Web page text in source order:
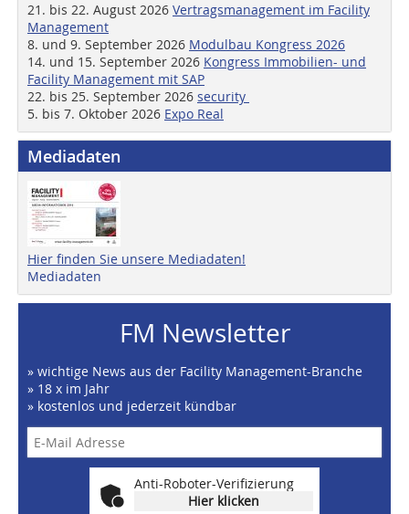
21. bis 22. August 2026 Vertragsmanagement im Facility
Management
8. und 9. September 2026 Modulbau Kongress 2026
14. und 15. September 2026 Kongress Immobilien- und
Facility Management mit SAP
22. bis 25. September 2026 security
5. bis 7. Oktober 2026 Expo Real
Mediadaten
Hier finden Sie unsere Mediadaten!
Mediadaten
FM Newsletter
» wichtige News aus der Facility Management-Branche
» 18 x im Jahr
» kostenlos und jederzeit kündbar
Anti-Roboter-Verifizierung
Hier klicken